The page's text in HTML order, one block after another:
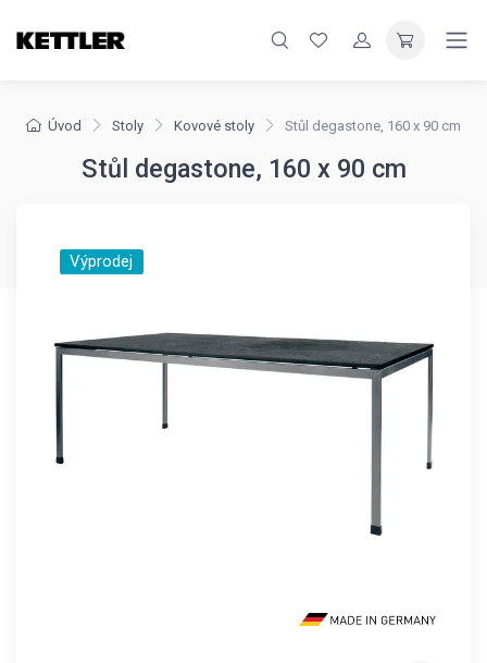
Úvod Stoly Kovové stoly Stůl degastone, 160 x 90 cm
Stůl degastone, 160 x 90 cm
Výprodej